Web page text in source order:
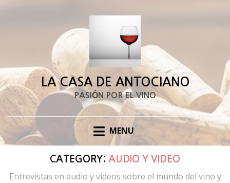
LA CASA DE ANTOCIANO
PASIÓN POR EL VINO
MENU
CATEGORY: AUDIO Y VIDEO
Entrevistas en audio y videos sobre el mundo del vino y